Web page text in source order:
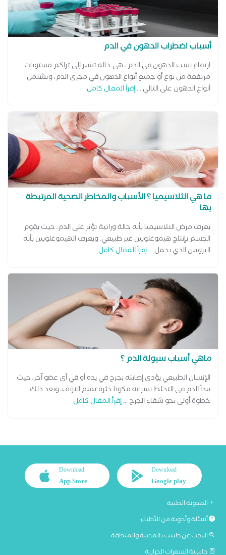
أسباب اضطراب الدهون في الدم
ارتفاع نسب الدهون في الدم ، هي حالة تشير إلى تراكم مستويات
مرتفعة من نوع أو جميع أنواع الدهون في مجرى الدم، وتشتمل
أنواع الدهون على التالي ...إقرأ المقال كامل
ما هي الثلاسيميا ؟ الأسباب والمخاطر الصحية المرتبطة
بها
يعرف مرض الثلاسيميا بأنه حالة وراثية تؤثر على الدم، حيث يقوم
الجسم بإنتاج هيموغلوبين غير طبيعي. ويعرف الهيموغلوبين بأنه
البروتين الذي يحمل ...إقرأ المقال كامل
ماهي أسباب سيولة الدم ؟
الإنسان الطبيعي يؤدي إصابته بجرح في يده أو في أي عضو آخر، حيث
يبدأ الدم في التجلط بسرعة مكونا خثرة تمنع النزيف، ويعد ذلك
خطوة أولى نحو شفاء الجرح ...إقرأ المقال كامل
Download
Google play
Download
App Store
المدونة الطبية
أسئلة وأجوبة من الأطباء
البحث عن طبيب بالمدينة والمنطقة